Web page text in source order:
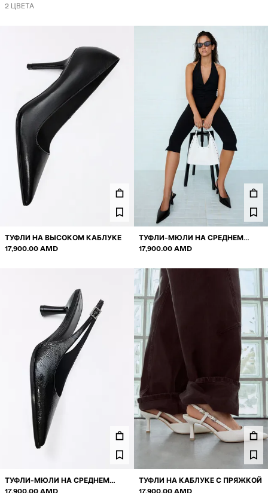
2 ЦВЕТА
ТУФЛИ НА ВЫСОКОМ КАБЛУКЕ
17,900.00 AMD
ТУФЛИ-МЮЛИ НА СРЕДНЕМ
ТОНКОМ КАБЛУКЕ
17,900.00 AMD
ТУФЛИ-МЮЛИ НА СРЕДНЕМ
ТУФЛИ НА КАБЛУКЕ С ПРЯЖКОЙ